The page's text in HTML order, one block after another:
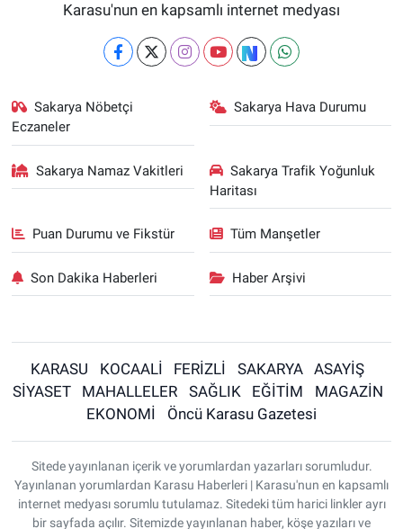
Karasu'nun en kapsamlı internet medyası
Sakarya Nöbetçi
Eczaneler
Sakarya Hava Durumu
Sakarya Namaz Vakitleri
Sakarya Trafik Yoğunluk
Haritası
Puan Durumu ve Fikstür Tüm Manşetler
Son Dakika Haberleri Haber Arşivi
KARASU KOCAALİ FERİZLİ SAKARYA
ASAYİŞ
SİYASET
MAHALLELER SAĞLIK EĞİTİM
MAGAZİN
EKONOMİ
Öncü Karasu Gazetesi
Sitede yayınlanan içerik ve yorumlardan yazarları sorumludur.
Yayınlanan yorumlardan Karasu Haberleri | Karasu'nun en kapsamlı
internet medyası sorumlu tutulamaz. Sitedeki tüm harici linkler ayrı
bir sayfada açılır. Sitemizde yayınlanan haber, köşe yazıları ve